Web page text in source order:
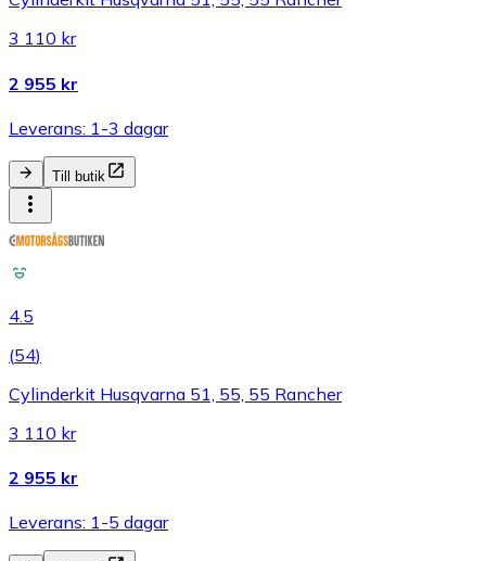
3 110 kr
2 955 kr
Leverans: 1-3 dagar
Till butik
4.5
(54)
Cylinderkit Husqvarna 51, 55, 55 Rancher
3 110 kr
2 955 kr
Leverans: 1-5 dagar